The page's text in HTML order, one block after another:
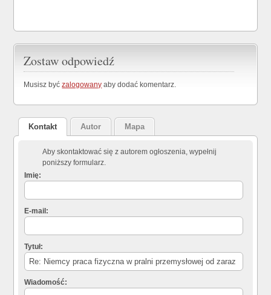
Zostaw odpowiedź
Musisz byćzalogowany aby dodać komentarz.
Kontakt Autor Mapa
Aby skontaktować się z autorem ogłoszenia, wypełnij
poniższy formularz.
Imię:
E-mail:
Tytuł:
Wiadomość: